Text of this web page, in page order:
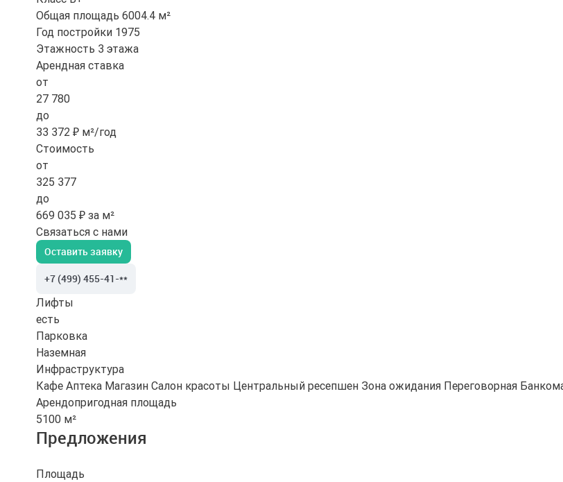
Общая площадь 6004.4 м²
Год постройки 1975
Этажность 3 этажа
Арендная ставка
от
27 780
до
33 372 ₽ м²/год
Стоимость
от
325 377
до
669 035 ₽ за м²
Связаться с нами
Оставить заявку
+7 (499) 455-41-**
Лифты
есть
Парковка
Наземная
Инфраструктура
Кафе Аптека Магазин Салон красоты Центральный ресепшен Зона ожидания Переговорная
Арендопригодная площадь
5100 м²
Предложения
Площадь